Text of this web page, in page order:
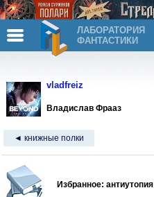
ЛАБОРАТОРИЯ
ФАНТАСТИКИ
vladfreiz
Владислав Фрааз
◄ книжные полки
Избранное: антиутопия